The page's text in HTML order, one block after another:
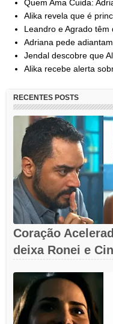
Quem Ama Cuida:
Alika revela que é
Leandro e Agrado têm
Adriana pede
Jendal descobre que
Alika recebe alerta
RECENTES POSTS
Coração
deixa Ronei e